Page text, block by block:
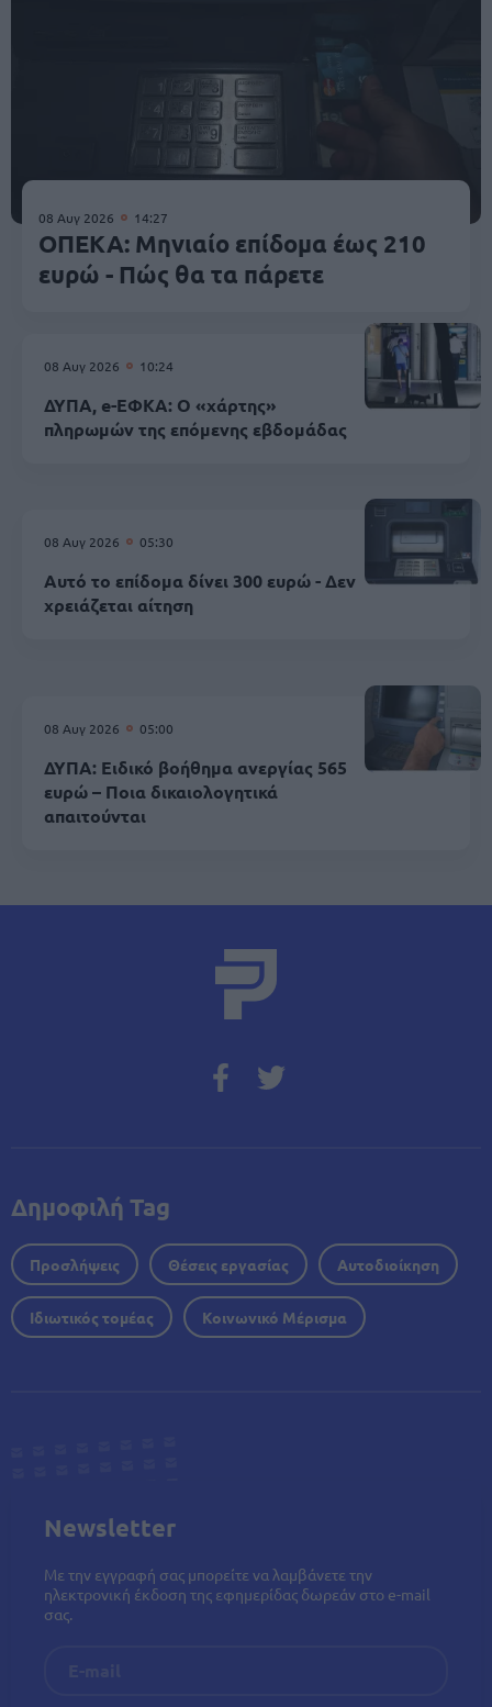
08 Αυγ 2026 14:27
ΟΠΕΚΑ: Μηνιαίο επίδομα έως 210
ευρώ - Πώς θα τα πάρετε
08 Αυγ 2026 10:24
ΔΥΠΑ, e-ΕΦΚΑ: Ο «χάρτης»
πληρωμών της επόμενης εβδομάδας
08 Αυγ 2026 05:30
Αυτό το επίδομα δίνει 300 ευρώ - Δεν
χρειάζεται αίτηση
08 Αυγ 2026 05:00
ΔΥΠΑ: Ειδικό βοήθημα ανεργίας 565
ευρώ – Ποια δικαιολογητικά
απαιτούνται
Δημοφιλή Tag
Προσλήψεις Θέσεις εργασίας Αυτοδιοίκηση
Ιδιωτικός τομέας Κοινωνικό Μέρισμα
Newsletter
Με την εγγραφή σας μπορείτε να λαμβάνετε την
ηλεκτρονική έκδοση της εφημερίδας δωρεάν στο e-mail
σας.